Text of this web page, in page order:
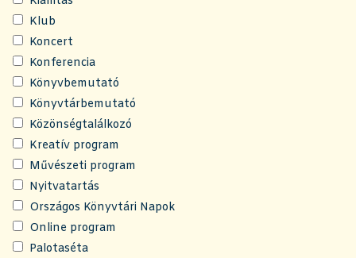
Klub
Koncert
Konferencia
Könyvbemutató
Könyvtárbemutató
Közönségtalálkozó
Kreatív program
Művészeti program
Nyitvatartás
Országos Könyvtári Napok
Online program
Palotaséta